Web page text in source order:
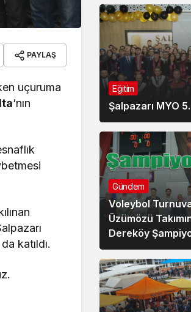
PAYLAŞ
uçuruma
‘nın
da katıldı.
Eğitim
Şalpazarı MYO
Gündem
Voleybol
Üzümözü
Dereköy